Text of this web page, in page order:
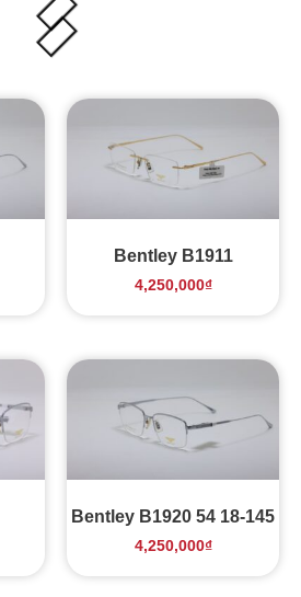
Bentley B1911
4,250,000₫
Bentley B1920 54 18-145
4,250,000₫